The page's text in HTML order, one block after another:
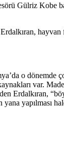
Gülriz Kobe
o
var.
Erdalkıran,
yapılması